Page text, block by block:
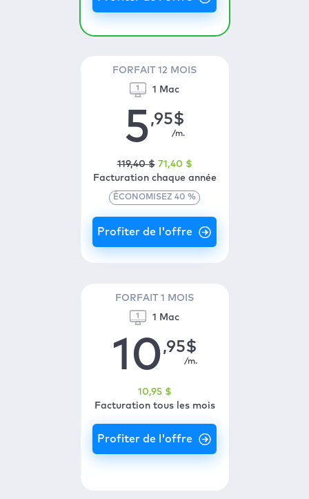
FORFAIT 12 MOIS
1 Mac
5,95$
/m.
119,40 $ 71 ,40 $
Facturation chaque année
ÉCONOMISEZ 40 %
FORFAIT 1 MOIS
1 Mac
10,95$
/m.
10,95 $
Facturation tous les mois